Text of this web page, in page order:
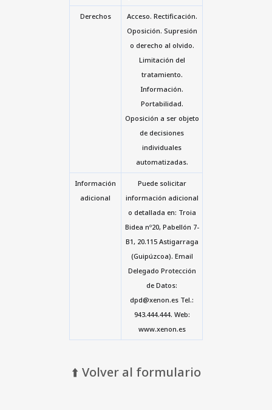
Derechos
Acceso. Rectificación.
Oposición. Supresión
o derecho al olvido.
Limitación del
tratamiento.
Información.
Portabilidad.
Oposición a ser objeto
de decisiones
individuales
automatizadas.
Información
adicional
Puede solicitar
información adicional
o detallada en: Troia
Bidea nº20, Pabellón 7-
B1, 20.115 Astigarraga
(Guipúzcoa). Email
Delegado Protección
de Datos:
dpd@xenon.es Tel.:
943.444.444. Web:
www.xenon.es
⬆️ Volver al formulario